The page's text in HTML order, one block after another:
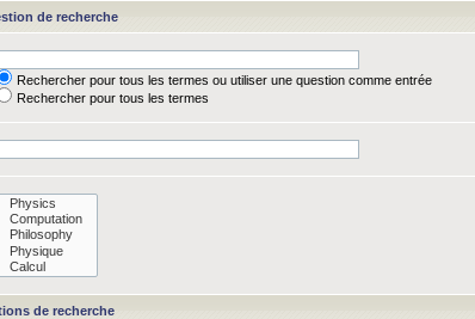
de recherche
Rechercher pour tous les termes ou utiliser une question comme entrée
Rechercher pour tous les termes
de recherche